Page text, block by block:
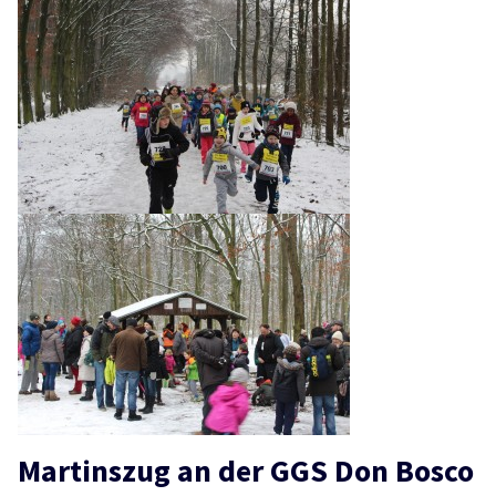
Martinszug an der GGS Don Bosco